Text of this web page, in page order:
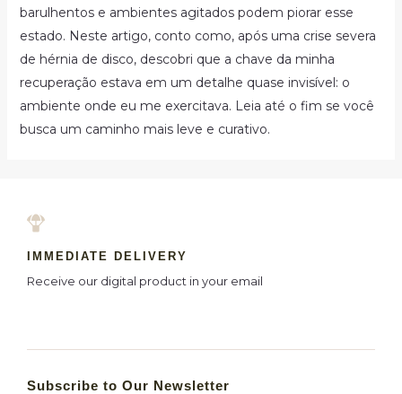
barulhentos e ambientes agitados podem piorar esse
estado. Neste artigo, conto como, após uma crise severa
de hérnia de disco, descobri que a chave da minha
recuperação estava em um detalhe quase invisível: o
ambiente onde eu me exercitava. Leia até o fim se você
busca um caminho mais leve e curativo.
IMMEDIATE DELIVERY
Receive our digital product in your email
Subscribe to Our Newsletter